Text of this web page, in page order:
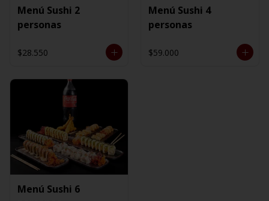
Menú Sushi 2
personas
$28.550
Menú Sushi 4
personas
$59.000
Menú Sushi 6